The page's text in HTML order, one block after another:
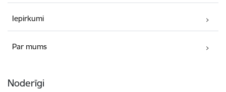
Iepirkumi
Par mums
Noderīgi